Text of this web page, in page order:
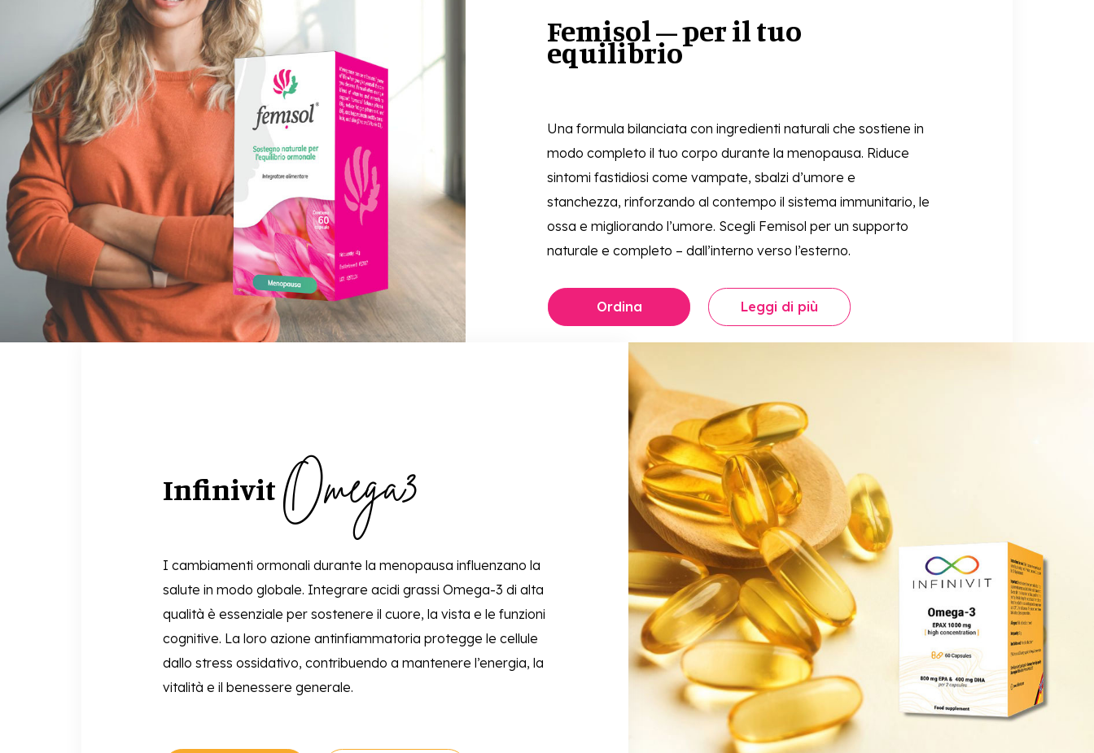
Femisol – per il tuo
equilibrio
Una formula bilanciata con ingredienti naturali che sostiene in
modo completo il tuo corpo durante la menopausa. Riduce
sintomi fastidiosi come vampate, sbalzi d’umore e
stanchezza, rinforzando al contempo il sistema immunitario, le
ossa e migliorando l’umore. Scegli Femisol per un supporto
naturale e completo – dall’interno verso l’esterno.
Ordina Leggi di più
Infinivit Omega3
I cambiamenti ormonali durante la menopausa influenzano la
salute in modo globale. Integrare acidi grassi Omega-3 di alta
qualità è essenziale per sostenere il cuore, la vista e le funzioni
cognitive. La loro azione antinfiammatoria protegge le cellule
dallo stress ossidativo, contribuendo a mantenere l’energia, la
vitalità e il benessere generale.